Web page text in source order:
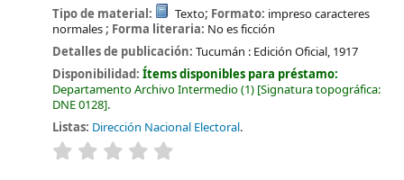
Tipo de material: Texto; Formato: impreso caracteres
normales; Forma literaria: No es ficción
Detalles de publicación:Tucumán : Edición Oficial, 1917
Disponibilidad:Ítems disponibles para préstamo:
Departamento Archivo Intermedio(1) Signatura topográfica:
DNE 0128 .
Listas: Dirección Nacional Electoral.
valoración